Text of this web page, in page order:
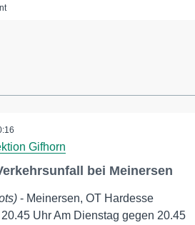
Gifhorn
bei Meinersen
- Meinersen, OT Hardesse
Uhr Am Dienstag gegen 20.45